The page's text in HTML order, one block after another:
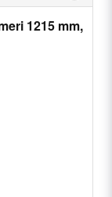
1215 mm,